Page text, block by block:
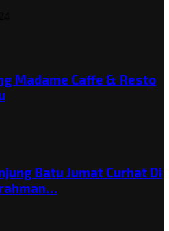
Madame Caffe & Resto
Batu Jumat Curhat Di